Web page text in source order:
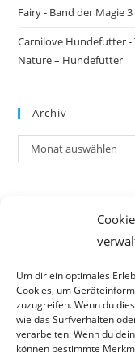
Um dir ein optimales
Cookies, um
zuzugreifen. Wenn du
wie das Surfverhalten
verarbeiten. Wenn du
können bestimmte
Fairy - Band der Magie
Carnilove Hundefutter -
Nature – Hundefutter
Archiv
Archiv
Monat auswählen
Kommentar-Feed
WordPress.org